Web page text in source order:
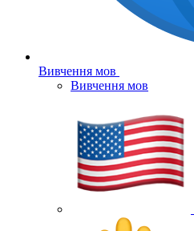
Вивчення мов
Вивчення мов